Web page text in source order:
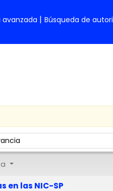
avanzada Búsqueda de
por:
en las NIC-SP